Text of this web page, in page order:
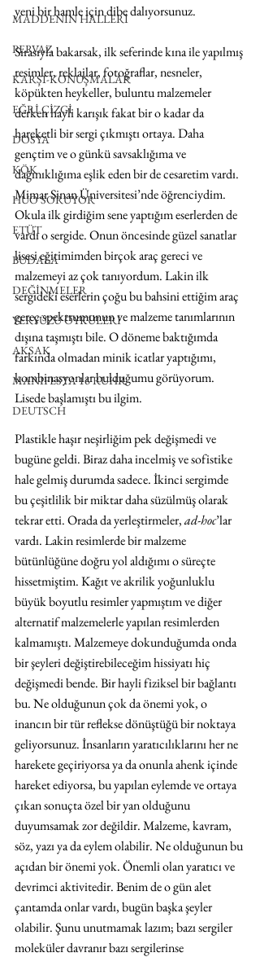
MADDENİN HALLERİ
PERVAZ
KARŞI-KONUŞMALAR
EĞRİ ÇİZGİ
DOSYA
KÖK
HUO SORUYOR
ETÜT
BUDALA
DEĞİNMELER
YERYÜZÜ ÖYKÜLERİ
AKSAK
MANIFESTA 16 RUHR
DEUTSCH
yeni bir hamle için dibe dalıyorsunuz.
Sırasıyla bakarsak, ilk seferinde kına ile yapılmış
resimler, reklajlar, fotoğraflar, nesneler,
köpükten heykeller, buluntu malzemeler
derken hayli karışık fakat bir o kadar da
hareketli bir sergi çıkmıştı ortaya. Daha
gençtim ve o günkü savsaklığıma ve
dağınıklığıma eşlik eden bir de cesaretim vardı.
Mimar Sinan Üniversitesi’nde öğrenciydim.
Okula ilk girdiğim sene yaptığım eserlerden de
vardı o sergide. Onun öncesinde güzel sanatlar
lisesi eğitimimden birçok araç gereci ve
malzemeyi az çok tanıyordum. Lakin ilk
sergideki eserlerin çoğu bu bahsini ettiğim araç
gereç spektrumunun ve malzeme tanımlarının
dışına taşmıştı bile. O döneme baktığımda
farkında olmadan minik icatlar yaptığımı,
kombinasyonlar bulduğumu görüyorum.
Lisede başlamıştı bu ilgim.
Plastikle haşır neşirliğim pek değişmedi ve
bugüne geldi. Biraz daha incelmiş ve sofistike
hale gelmiş durumda sadece. İkinci sergimde
bu çeşitlilik bir miktar daha süzülmüş olarak
tekrar etti. Orada da yerleştirmeler, ad-hoc’lar
vardı. Lakin resimlerde bir malzeme
bütünlüğüne doğru yol aldığımı o süreçte
hissetmiştim. Kağıt ve akrilik yoğunluklu
büyük boyutlu resimler yapmıştım ve diğer
alternatif malzemelerle yapılan resimlerden
kalmamıştı. Malzemeye dokunduğumda onda
bir şeyleri değiştirebileceğim hissiyatı hiç
değişmedi bende. Bir hayli fiziksel bir bağlantı
bu. Ne olduğunun çok da önemi yok, o
inancın bir tür reflekse dönüştüğü bir noktaya
geliyorsunuz. İnsanların yaratıcılıklarını her ne
harekete geçiriyorsa ya da onunla ahenk içinde
hareket ediyorsa, bu yapılan eylemde ve ortaya
çıkan sonuçta özel bir yan olduğunu
duyumsamak zor değildir. Malzeme, kavram,
söz, yazı ya da eylem olabilir. Ne olduğunun bu
açıdan bir önemi yok. Önemli olan yaratıcı ve
devrimci aktivitedir. Benim de o gün alet
çantamda onlar vardı, bugün başka şeyler
olabilir. Şunu unutmamak lazım; bazı sergiler
moleküler davranır bazı sergilerinse